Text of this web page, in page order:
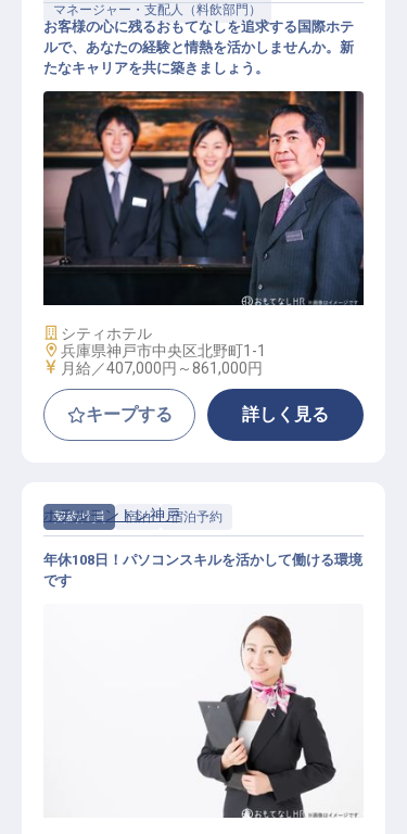
マネージャー・支配人（料飲部門）
宴会サービス統括マネージャー
お客様の心に残るおもてなしを追求する国際ホテ
ルで、あなたの経験と情熱を活かしませんか。新
たなキャリアを共に築きましょう。
施設業態
シティホテル
勤務地
兵庫県神戸市中央区北野町1-1
給与
月給／407,000円～861,000円
キープする 詳しく見る
契約社員 宿泊 宿泊予約
宿泊予約スタッフ
ホテルモントレ神戸
年休108日！パソコンスキルを活かして働ける環境
です